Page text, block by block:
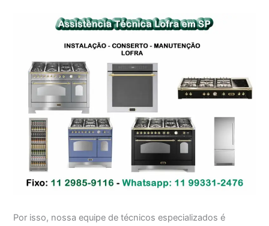
Por isso, nossa equipe de técnicos especializados é